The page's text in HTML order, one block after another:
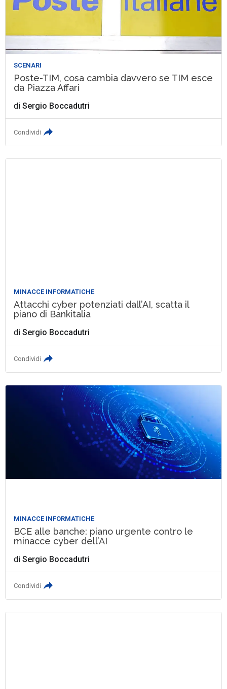
SCENARI
Poste-TIM, cosa cambia davvero se TIM esce
da Piazza Affari
diSergio Boccadutri
Condividi
MINACCE INFORMATICHE
Attacchi cyber potenziati dall’AI, scatta il
piano di Bankitalia
diSergio Boccadutri
Condividi
MINACCE INFORMATICHE
BCE alle banche: piano urgente contro le
minacce cyber dell’AI
diSergio Boccadutri
Condividi